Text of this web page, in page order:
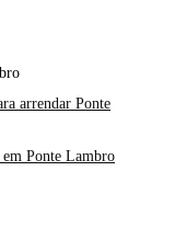
arrendar Ponte
Ponte Lambro